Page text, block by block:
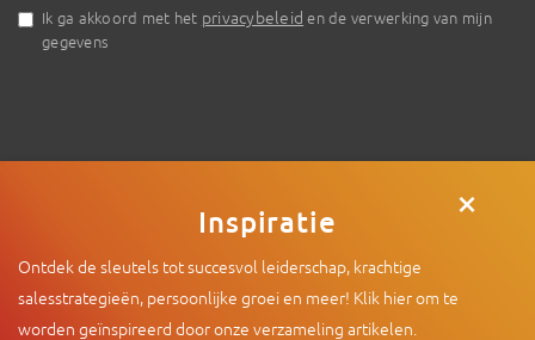
×
Inspiratie
Ontdek de sleutels tot succesvol leiderschap, krachtige
salesstrategieën, persoonlijke groei en meer! Klik hier om te
worden geïnspireerd door onze verzameling artikelen.
Ik ga akkoord met het privacybeleid en de verwerking van mijn
gegevens
© 2026 - Intenza|De Limiet 2 , 4131 NR Vianen |info@intenza.nl
+31 (0)165 74 60 15